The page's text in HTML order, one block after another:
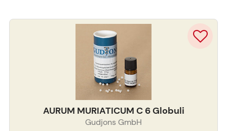
AURUM MURIATICUM C 6 Globuli
Gudjons GmbH